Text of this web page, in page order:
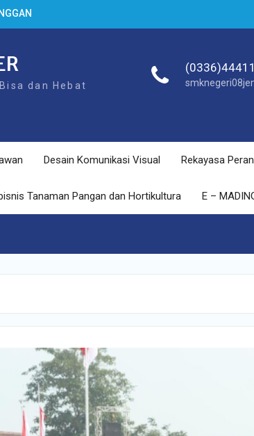
dan Hebat
Desain Komunikasi Visual Rekayasa
Tanaman Pangan dan Hortikultura E –